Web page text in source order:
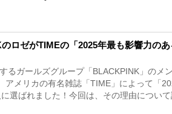
ロゼがTIMEの「2025年最も影響力の
るガールズグループ「BLACKPINK」のメ
アメリカの有名雑誌「TIME」によって「
選ばれました！今回は、その理由について